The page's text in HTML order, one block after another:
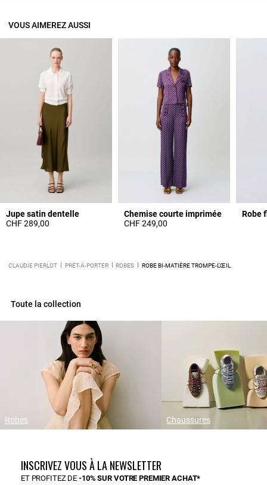
VOUS AIMEREZ AUSSI
Jupe satin dentelle
CHF 289,00
Chemise courte imprimée
CHF 249,00
Robe
CLAUDIE PIERLOT PRÊT-À-PORTER ROBES ROBE BI-MATIÈRE TROMPE-L'ŒIL
Toute la collection
Robes Chaussures
INSCRIVEZ VOUS À LA NEWSLETTER
ET PROFITEZ DE-10% SUR VOTRE PREMIER ACHAT*